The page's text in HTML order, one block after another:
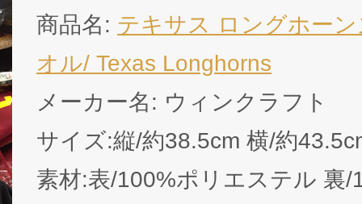
商品名: テキサス ロングホー
オル/ Texas Longhorns
メーカー名: ウィンクラフト
サイズ:縦/約38.5cm 横/約
素材:表/100%ポリエステル